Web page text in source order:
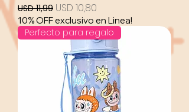
Precio
USD 11,99 Precio de oferta
USD 10,80
10% OFF exclusivo en Linea!
Perfecto para regalo